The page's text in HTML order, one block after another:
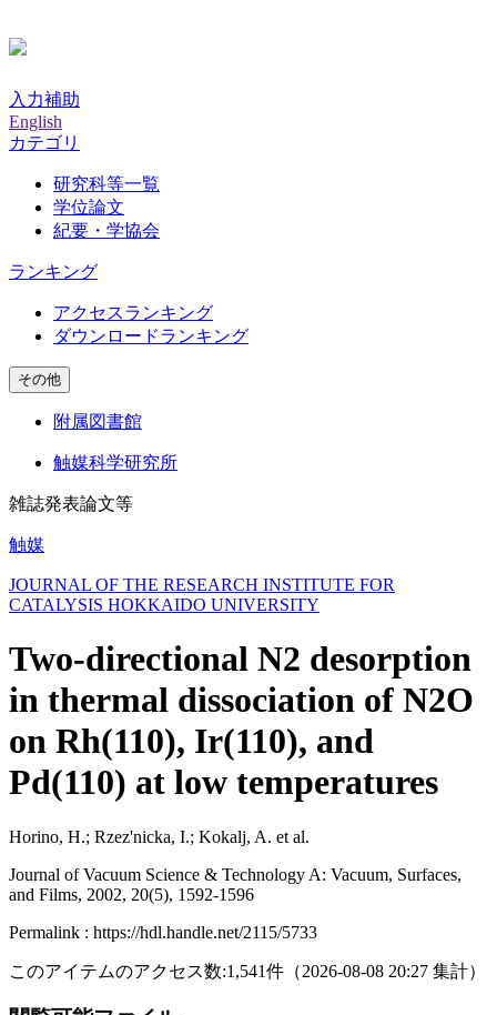
入力補助
English
カテゴリ
研究科等一覧
学位論文
紀要・学協会
ランキング
アクセスランキング
ダウンロードランキング
その他
附属図書館
触媒科学研究所
雑誌発表論文等
触媒
JOURNAL OF THE RESEARCH INSTITUTE FOR
CATALYSIS HOKKAIDO UNIVERSITY
Two-directional N2 desorption
in thermal dissociation of N2O
on Rh(110), Ir(110), and
Pd(110) at low temperatures
Horino, H.; Rzez'nicka, I.; Kokalj, A. et al.
Journal of Vacuum Science & Technology A: Vacuum, Surfaces,
and Films, 2002, 20(5), 1592-1596
Permalink : https://hdl.handle.net/2115/5733
このアイテムのアクセス数:1,541件 （2026-08-08 20:27 集計）